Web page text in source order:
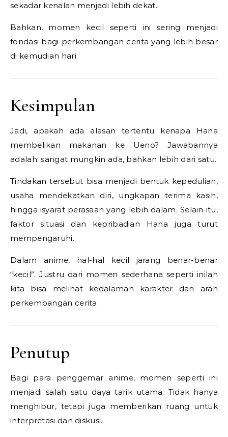
sekadar kenalan menjadi lebih dekat.
Bahkan, momen kecil seperti ini sering menjadi
fondasi bagi perkembangan cerita yang lebih besar
di kemudian hari.
Kesimpulan
Jadi, apakah ada alasan tertentu kenapa Hana
membelikan makanan ke Ueno? Jawabannya
adalah: sangat mungkin ada, bahkan lebih dari satu.
Tindakan tersebut bisa menjadi bentuk kepedulian,
usaha mendekatkan diri, ungkapan terima kasih,
hingga isyarat perasaan yang lebih dalam. Selain itu,
faktor situasi dan kepribadian Hana juga turut
mempengaruhi.
Dalam anime, hal-hal kecil jarang benar-benar
“kecil”. Justru dari momen sederhana seperti inilah
kita bisa melihat kedalaman karakter dan arah
perkembangan cerita.
Penutup
Bagi para penggemar anime, momen seperti ini
menjadi salah satu daya tarik utama. Tidak hanya
menghibur, tetapi juga memberikan ruang untuk
interpretasi dan diskusi.